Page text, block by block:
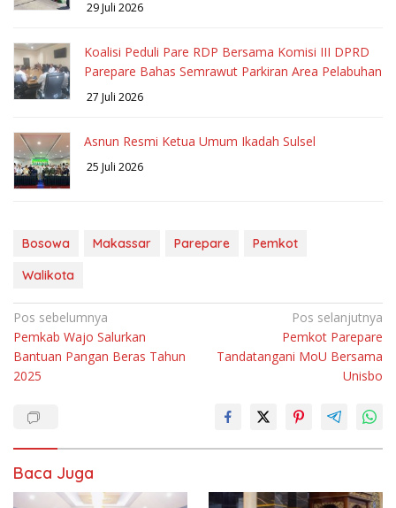
29 Juli 2026
Koalisi Peduli Pare RDP Bersama Komisi III DPRD
Parepare Bahas Semrawut Parkiran Area Pelabuhan
27 Juli 2026
Asnun Resmi Ketua Umum Ikadah Sulsel
25 Juli 2026
Bosowa Makassar Parepare
Pemkot
Walikota
Navigasi
pos
Pos sebelumnya
Pemkab Wajo Salurkan
Bantuan Pangan Beras Tahun
2025
Pos selanjutnya
Pemkot Parepare
Tandatangani MoU Bersama
Unisbo
Baca Juga